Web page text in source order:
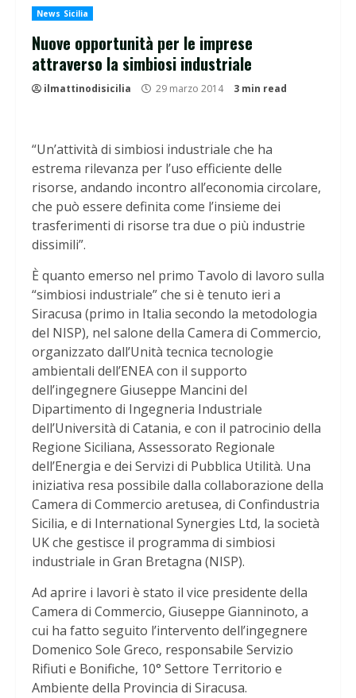
News Sicilia
Nuove opportunità per le imprese
attraverso la simbiosi industriale
ilmattinodisicilia 29 marzo 2014 3 min read
“Un’attività di simbiosi industriale che ha
estrema rilevanza per l’uso efficiente delle
risorse, andando incontro all’economia circolare,
che può essere definita come l’insieme dei
trasferimenti di risorse tra due o più industrie
dissimili”.
È quanto emerso nel primo Tavolo di lavoro sulla
“simbiosi industriale” che si è tenuto ieri a
Siracusa (primo in Italia secondo la metodologia
del NISP), nel salone della Camera di Commercio,
organizzato dall’Unità tecnica tecnologie
ambientali dell’ENEA con il supporto
dell’ingegnere Giuseppe Mancini del
Dipartimento di Ingegneria Industriale
dell’Università di Catania, e con il patrocinio della
Regione Siciliana, Assessorato Regionale
dell’Energia e dei Servizi di Pubblica Utilità. Una
iniziativa resa possibile dalla collaborazione della
Camera di Commercio aretusea, di Confindustria
Sicilia, e di International Synergies Ltd, la società
UK che gestisce il programma di simbiosi
industriale in Gran Bretagna (NISP).
Ad aprire i lavori è stato il vice presidente della
Camera di Commercio, Giuseppe Gianninoto, a
cui ha fatto seguito l’intervento dell’ingegnere
Domenico Sole Greco, responsabile Servizio
Rifiuti e Bonifiche, 10° Settore Territorio e
Ambiente della Provincia di Siracusa.